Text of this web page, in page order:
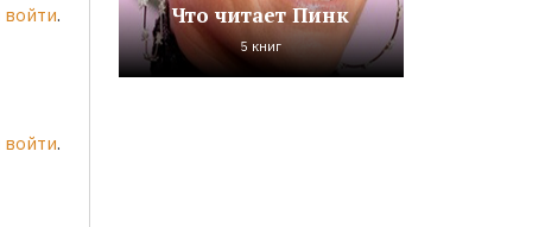
войти.
войти.
Что читает Пинк
5 книг